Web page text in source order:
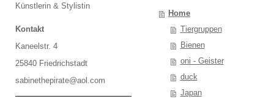
Home
Tiergruppen
Bienen
oni - Geister
duck
Japan
Künstlerin & Stylistin
Kontakt
Kaneelstr. 4
25840 Friedrichstadt
sabinethepirate@aol.com